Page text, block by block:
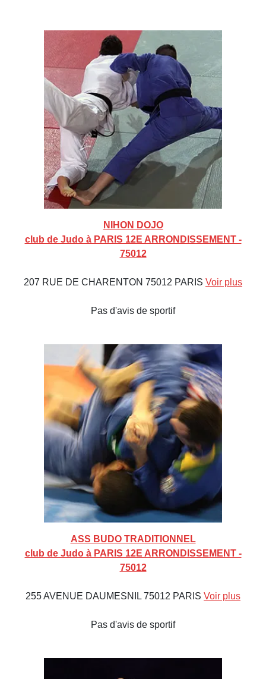
NIHON DOJO
club de Judo à PARIS 12E ARRONDISSEMENT -
75012
207 RUE DE CHARENTON 75012 PARIS Voir plus
Pas d'avis de sportif
ASS BUDO TRADITIONNEL
club de Judo à PARIS 12E ARRONDISSEMENT -
75012
255 AVENUE DAUMESNIL 75012 PARIS Voir plus
Pas d'avis de sportif